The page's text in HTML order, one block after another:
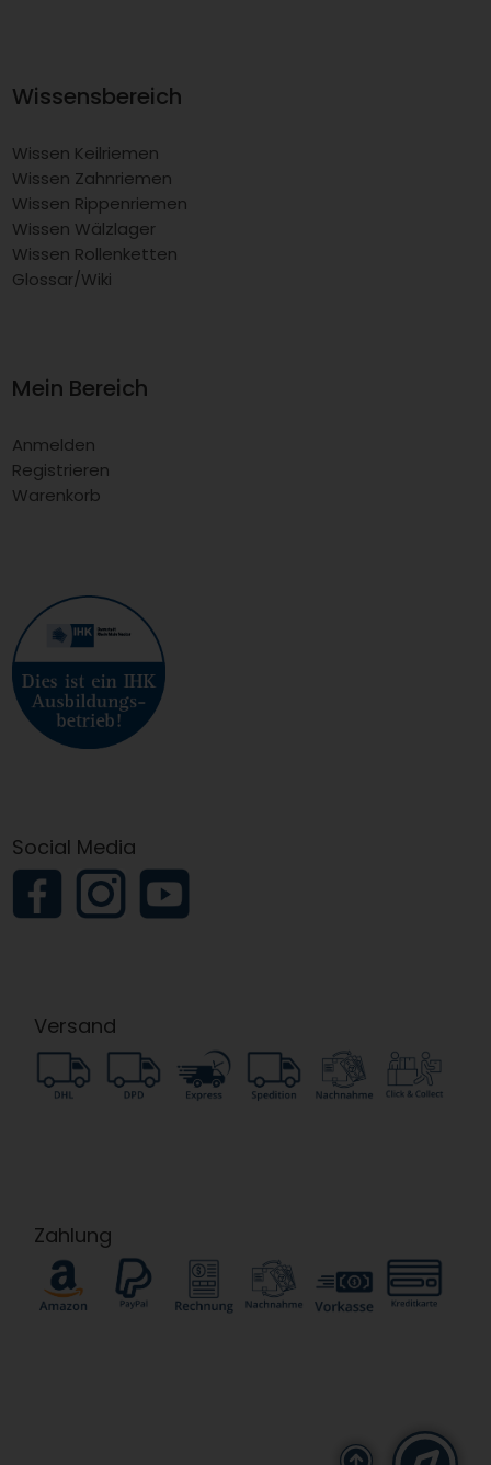
Wissensbereich
Wissen Keilriemen
Wissen Zahnriemen
Wissen Rippenriemen
Wissen Wälzlager
Wissen Rollenketten
Glossar/Wiki
Mein Bereich
Anmelden
Registrieren
Warenkorb
Social Media
Versand
Zahlung